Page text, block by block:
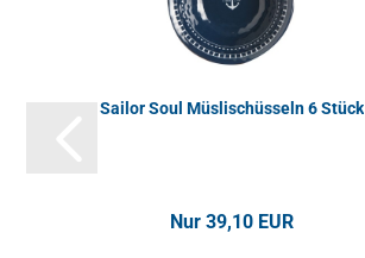
Sailor Soul Müslischüsseln 6 Stück
Nur 39,10 EUR